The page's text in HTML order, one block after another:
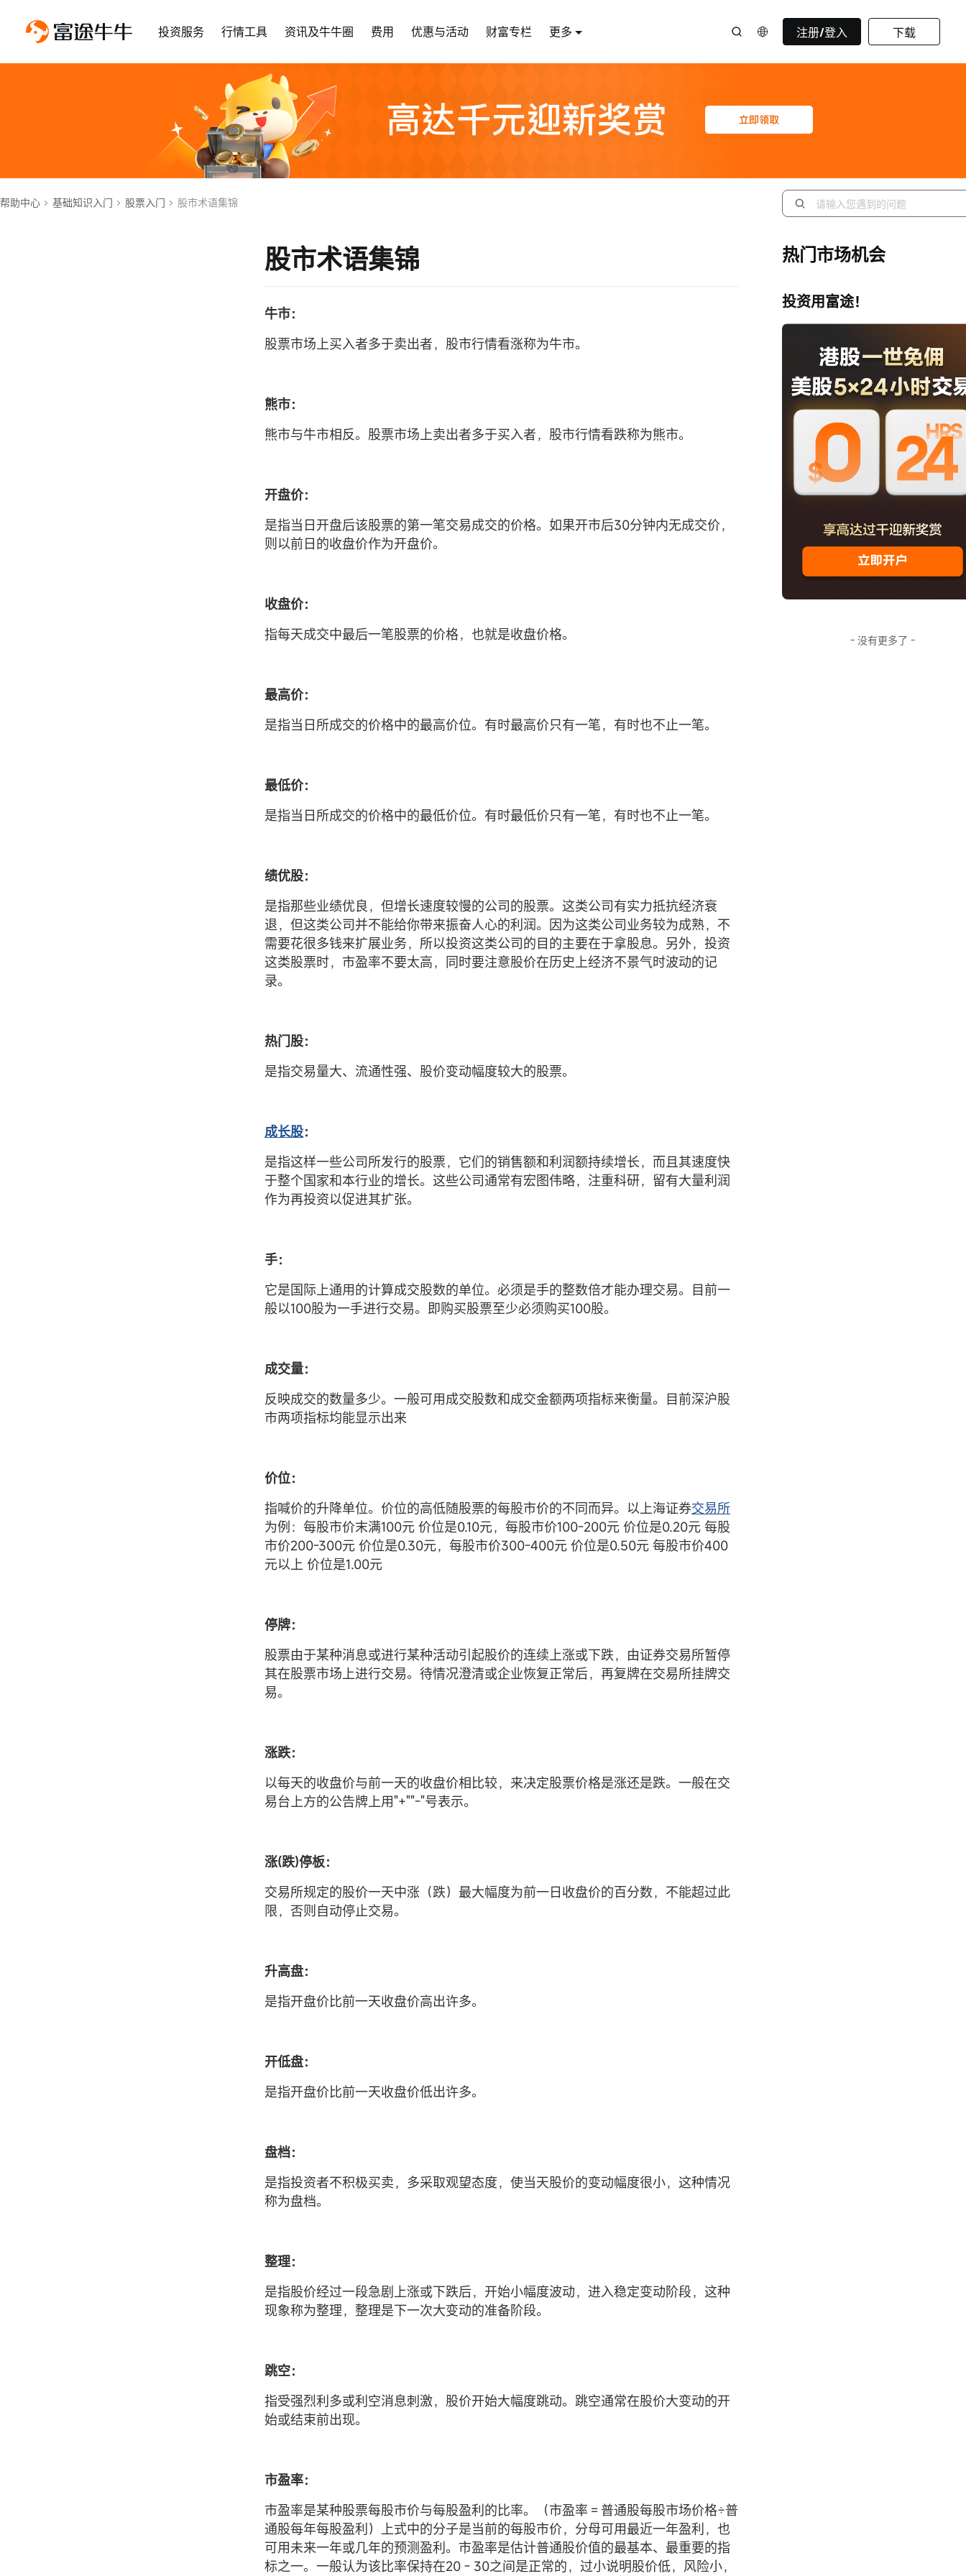
投资服务 行情工具 资讯及牛牛圈 费用 优惠与活动 财富专栏 更多 注册/登入 下载
帮助中心 基础知识入门 股票入门 股市术语集锦
股市术语集锦
牛市：
股票市场上买入者多于卖出者，股市行情看涨称为牛市。
熊市：
熊市与牛市相反。股票市场上卖出者多于买入者，股市行情看跌称为熊市。
开盘价：
是指当日开盘后该股票的第一笔交易成交的价格。如果开市后30分钟内无成交价，
则以前日的收盘价作为开盘价。
收盘价：
指每天成交中最后一笔股票的价格，也就是收盘价格。
最高价：
是指当日所成交的价格中的最高价位。有时最高价只有一笔，有时也不止一笔。
最低价：
是指当日所成交的价格中的最低价位。有时最低价只有一笔，有时也不止一笔。
绩优股：
是指那些业绩优良，但增长速度较慢的公司的股票。这类公司有实力抵抗经济衰
退，但这类公司并不能给你带来振奋人心的利润。因为这类公司业务较为成熟，不
需要花很多钱来扩展业务，所以投资这类公司的目的主要在于拿股息。另外，投资
这类股票时，市盈率不要太高，同时要注意股价在历史上经济不景气时波动的记
录。
热门股：
是指交易量大、流通性强、股价变动幅度较大的股票。
成长股：
是指这样一些公司所发行的股票，它们的销售额和利润额持续增长，而且其速度快
于整个国家和本行业的增长。这些公司通常有宏图伟略，注重科研，留有大量利润
作为再投资以促进其扩张。
手：
它是国际上通用的计算成交股数的单位。必须是手的整数倍才能办理交易。目前一
般以100股为一手进行交易。即购买股票至少必须购买100股。
成交量：
反映成交的数量多少。一般可用成交股数和成交金额两项指标来衡量。目前深沪股
市两项指标均能显示出来
价位：
指喊价的升降单位。价位的高低随股票的每股市价的不同而异。以上海证券交易所
为例：每股市价末满100元 价位是0.10元，每股市价100-200元 价位是0.20元 每股
市价200-300元 价位是0.30元，每股市价300-400元 价位是0.50元 每股市价400
元以上 价位是1.00元
停牌：
股票由于某种消息或进行某种活动引起股价的连续上涨或下跌，由证券交易所暂停
其在股票市场上进行交易。待情况澄清或企业恢复正常后，再复牌在交易所挂牌交
易。
涨跌：
以每天的收盘价与前一天的收盘价相比较，来决定股票价格是涨还是跌。一般在交
易台上方的公告牌上用"+""-"号表示。
涨(跌)停板：
交易所规定的股价一天中涨（跌）最大幅度为前一日收盘价的百分数，不能超过此
限，否则自动停止交易。
升高盘：
是指开盘价比前一天收盘价高出许多。
开低盘：
是指开盘价比前一天收盘价低出许多。
盘档：
是指投资者不积极买卖，多采取观望态度，使当天股价的变动幅度很小，这种情况
称为盘档。
整理：
是指股价经过一段急剧上涨或下跌后，开始小幅度波动，进入稳定变动阶段，这种
现象称为整理，整理是下一次大变动的准备阶段。
跳空：
指受强烈利多或利空消息刺激，股价开始大幅度跳动。跳空通常在股价大变动的开
始或结束前出现。
市盈率：
市盈率是某种股票每股市价与每股盈利的比率。（市盈率＝普通股每股市场价格÷普
通股每年每股盈利）上式中的分子是当前的每股市价，分母可用最近一年盈利，也
可用未来一年或几年的预测盈利。市盈率是估计普通股价值的最基本、最重要的指
标之一。一般认为该比率保持在20－30之间是正常的，过小说明股价低，风险小，
热门市场机会
投资用富途！
- 没有更多了 -